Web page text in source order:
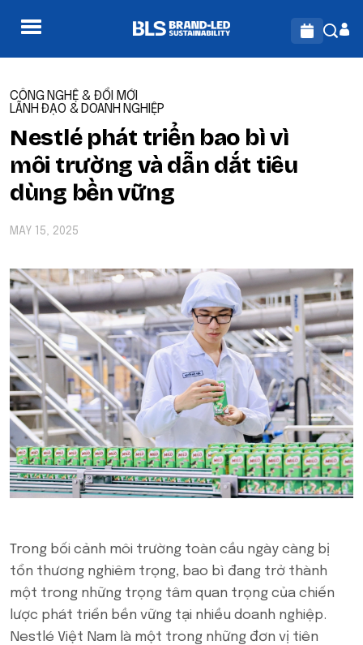
CÔNG NGHỆ & ĐỔI MỚI
LÃNH ĐẠO & DOANH NGHIỆP
Nestlé phát triển bao bì vì
môi trường và dẫn dắt tiêu
dùng bền vững
MAY 15, 2025
Trong bối cảnh môi trường toàn cầu ngày càng bị
tổn thương nghiêm trọng, bao bì đang trở thành
một trong những trọng tâm quan trọng của chiến
lược phát triển bền vững tại nhiều doanh nghiệp.
Nestlé Việt Nam là một trong những đơn vị tiên